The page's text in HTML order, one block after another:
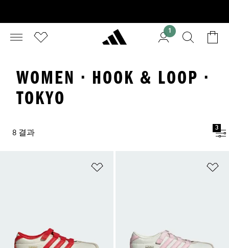
1
WOMEN · HOOK & LOOP ·
TOKYO
8 결과
3